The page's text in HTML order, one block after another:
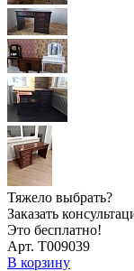
Тяжело выбрать?
Заказать
Это бесплатно!
Арт. Т009039
В корзину